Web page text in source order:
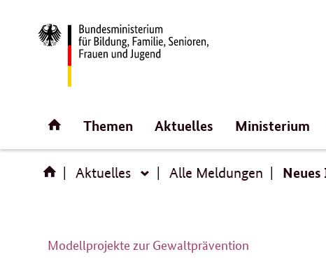
Direktlink:
Startseite
Themen Aktuelles Ministerium
Aktuelles Aktuelles
Alle Meldungen
Modellprojekte zur Gewaltprävention